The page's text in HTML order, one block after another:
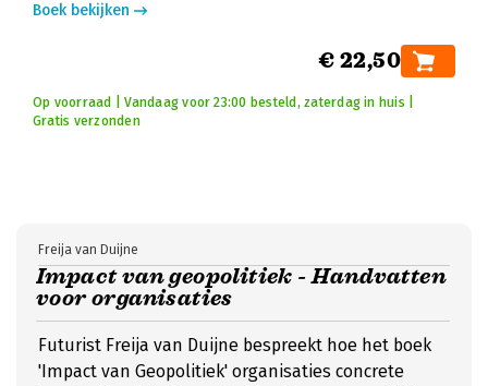
Boek bekijken
€ 22,50
Op voorraad | Vandaag voor 23:00 besteld, zaterdag in huis |
Gratis verzonden
Impact van geopolitiek - Handvatten
voor organisaties
Freija van Duijne
Futurist Freija van Duijne bespreekt hoe het boek
'Impact van Geopolitiek' organisaties concrete